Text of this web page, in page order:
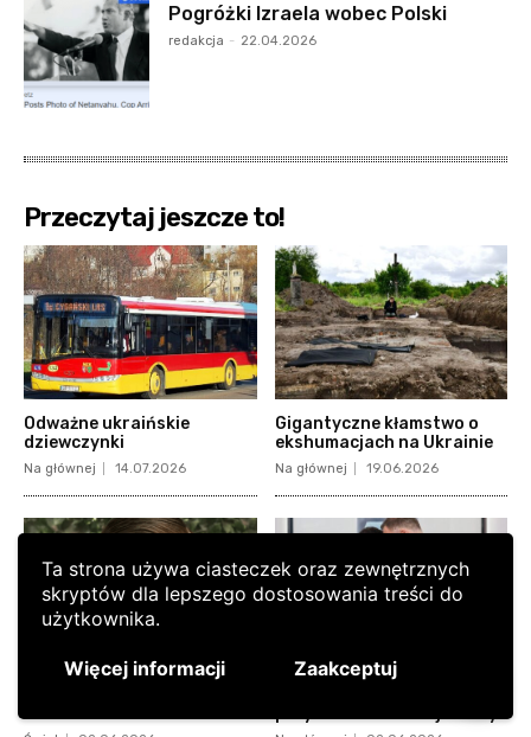
Ta strona używa ciasteczek oraz zewnętrznych
skryptów dla lepszego dostosowania treści do
użytkownika.
Więcej informacji Zaakceptuj
Pogróżki Izraela wobec Polski
redakcja - 22.04.2026
Przeczytaj jeszcze to!
Odważne ukraińskie
dziewczynki
Na głównej 14.07.2026
Gigantyczne kłamstwo o
ekshumacjach na Ukrainie
Na głównej 19.06.2026